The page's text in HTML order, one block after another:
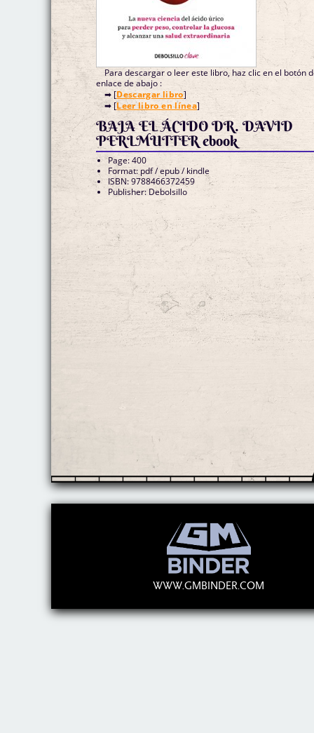
Para descargar o leer este libro, haz clic en el botón
enlace de abajo :
➡ [Descargar libro]
➡ [Leer libro en línea]
BAJA EL ÁCIDO DR. DAVID
PERLMUTTER ebook
Page: 400
Format: pdf / epub / kindle
ISBN: 9788466372459
Publisher: Debolsillo
WWW.GMBINDER.COM